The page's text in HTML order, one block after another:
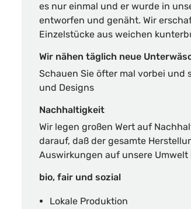
es nur einmal und er wurde in
entworfen und genäht. Wir
Einzelstücke aus weichen
Wir nähen täglich neue
Schauen Sie öfter mal vorbei und
und Designs
Nachhaltigkeit
Wir legen großen Wert auf
darauf, daß der gesamte
Auswirkungen auf unsere Umwelt
bio, fair und sozial
Lokale Produktion